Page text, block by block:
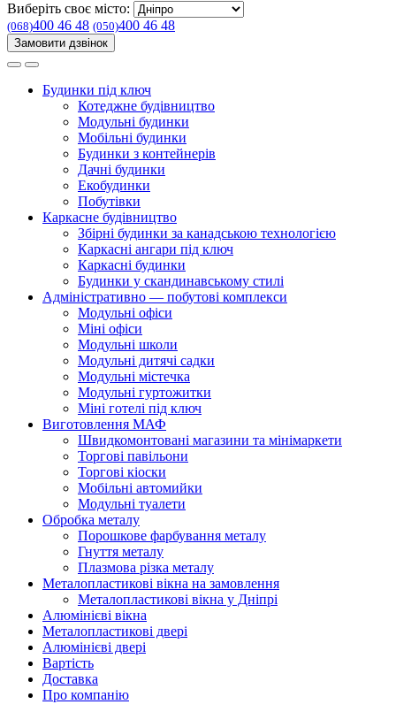
Виберіть своє місто:
(068)400 46 48 (050)400 46 48
Замовити дзвінок
Будинки під ключ
Котеджне будівництво
Модульні будинки
Мобільні будинки
Будинки з контейнерів
Дачні будинки
Екобудинки
Побутівки
Каркасне будівництво
Збірні будинки за канадською технологією
Каркасні ангари під ключ
Каркасні будинки
Будинки у скандинавському стилі
Адміністративно — побутові комплекси
Модульні офіси
Міні офіси
Модульні школи
Модульні дитячі садки
Модульні містечка
Модульні гуртожитки
Міні готелі під ключ
Виготовлення МАФ
Швидкомонтовані магазини та мінімаркети
Торгові павільони
Торгові кіоски
Мобільні автомийки
Модульні туалети
Обробка металу
Порошкове фарбування металу
Гнуття металу
Плазмова різка металу
Металопластикові вікна на замовлення
Металопластикові вікна у Дніпрі
Алюмінієві вікна
Металопластикові двері
Алюмінієві двері
Вартість
Доставка
Про компанію